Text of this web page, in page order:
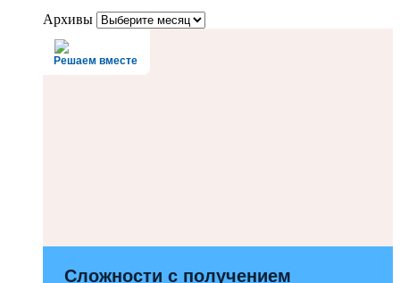
Архивы
Решаем вместе
Сложности с получением